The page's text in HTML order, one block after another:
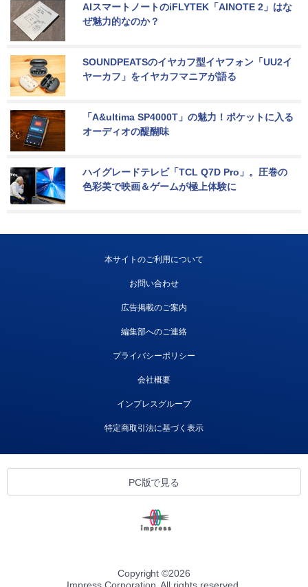
AIスマートノートのiFLYTEK「AINOTE 2」はな
ぜ魅力的なのか？
SOUNDPEATSのイヤカフ型イヤフォン「UU2イ
ヤーカフ」をイヤカフマニアが語る
「A&ultima SP4000T」の魅力！ポケットに入る
オーディオの醍醐味
ハイグレードテレビ「TCL Q7D Pro」。圧巻の
色彩美で映画＆ゲームが極上体験に
本サイトのご利用について
お問い合わせ
広告掲載のご案内
編集部へのご連絡
プライバシーポリシー
会社概要
インプレスグループ
特定商取引法に基づく表示
PC版で見る
Copyright ©2026
Impress Corporation. All rights reserved.